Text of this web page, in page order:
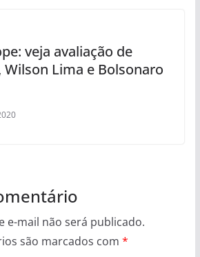
veja avaliação de
Lima e Bolsonaro
e-mail não será publicado.
são marcados com *